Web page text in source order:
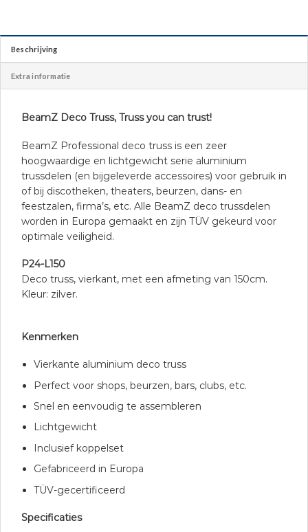
Beschrijving
Extra informatie
BeamZ Deco Truss, Truss you can trust!
BeamZ Professional deco truss is een zeer
hoogwaardige en lichtgewicht serie aluminium
trussdelen (en bijgeleverde accessoires) voor gebruik in
of bij discotheken, theaters, beurzen, dans- en
feestzalen, firma’s, etc. Alle BeamZ deco trussdelen
worden in Europa gemaakt en zijn TÜV gekeurd voor
optimale veiligheid.
P24-L150
Deco truss, vierkant, met een afmeting van 150cm.
Kleur: zilver.
Kenmerken
Vierkante aluminium deco truss
Perfect voor shops, beurzen, bars, clubs, etc.
Snel en eenvoudig te assembleren
Lichtgewicht
Inclusief koppelset
Gefabriceerd in Europa
TÜV-gecertificeerd
Specificaties